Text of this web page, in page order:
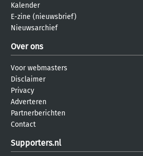
Kalender
E-zine (nieuwsbrief)
Nieuwsarchief
Over ons
Voor webmasters
Disclaimer
Privacy
Adverteren
Partnerberichten
Contact
Supporters.nl